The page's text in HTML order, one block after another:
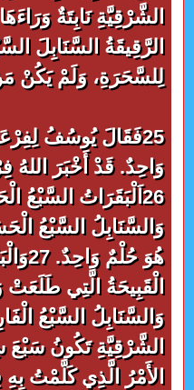
الرَّقِيقَةُ السَّنَابِلَ
لِلسَّحَرَةِ، وَلَمْ يَكُنْ
25فَقَالَ يُوسُفُ
وَاحِدٌ. قَدْ أَخْبَرَ اللهُ
26اَلْبَقَرَاتُ
وَالسَّنَابِلُ السَّبْعُ
هُوَ
الْقَبِيحَةُ الَّتِي
وَالسَّنَابِلُ السَّبْعُ
الأَمْرُ الَّذِي كَلَّمْتُ